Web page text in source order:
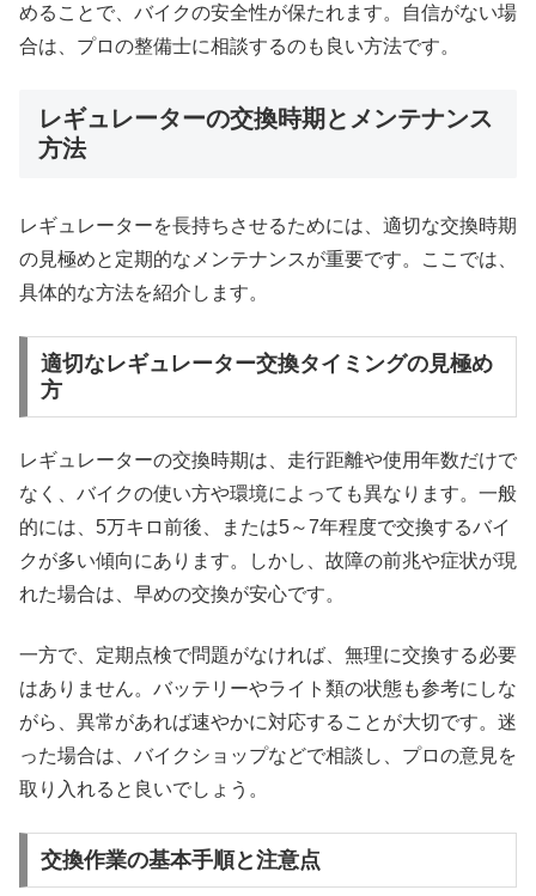
めることで、バイクの安全性が保たれます。自信がない場
合は、プロの整備士に相談するのも良い方法です。
レギュレーターの交換時期とメンテナンス
方法
レギュレーターを長持ちさせるためには、適切な交換時期
の見極めと定期的なメンテナンスが重要です。ここでは、
具体的な方法を紹介します。
適切なレギュレーター交換タイミングの見極め
方
レギュレーターの交換時期は、走行距離や使用年数だけで
なく、バイクの使い方や環境によっても異なります。一般
的には、5万キロ前後、または5～7年程度で交換するバイ
クが多い傾向にあります。しかし、故障の前兆や症状が現
れた場合は、早めの交換が安心です。
一方で、定期点検で問題がなければ、無理に交換する必要
はありません。バッテリーやライト類の状態も参考にしな
がら、異常があれば速やかに対応することが大切です。迷
った場合は、バイクショップなどで相談し、プロの意見を
取り入れると良いでしょう。
交換作業の基本手順と注意点